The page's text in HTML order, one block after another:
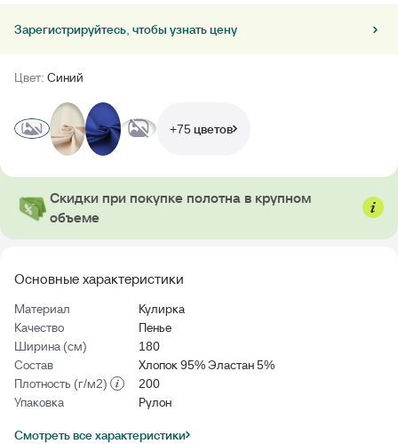
Основные характеристики
Материал
Кулирка
Качество
Пенье
Ширина (см)
180
Состав
Хлопок 95% Эластан 5%
Плотность (г/м2)
200
Упаковка
Рулон
Смотреть все характеристики
Зарегистрируйтесь, чтобы узнать цену
Цвет: Синий
+75 цветов
Скидки при покупке полотна в крупном
объеме